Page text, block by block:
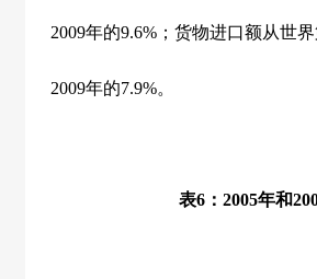
2009年的9.6% ；货物进口额从世
2009年的7.9%。
表6 ： 2005年和
单